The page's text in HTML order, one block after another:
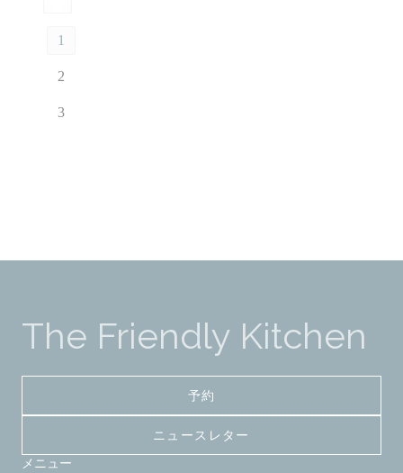
1
2
3
The Friendly Kitchen
予約
ニュースレター
メニュー